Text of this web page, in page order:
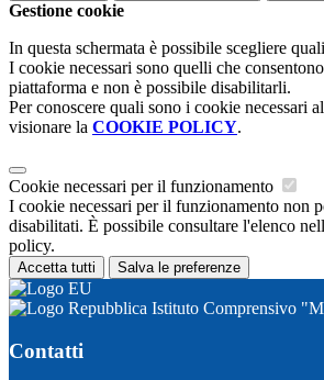
Gestione cookie
In questa schermata è possibile scegliere
I cookie necessari sono quelli che
piattaforma e non è possibile disabilitarli.
Per conoscere quali sono i cookie necessari
visionare la COOKIE POLICY.
Cookie necessari per il funzionamento
I cookie necessari per il funzionamento non
disabilitati. È possibile consultare l'elenco
policy.
Accetta tutti Salva le preferenze
Istituto Comprensivo
Contatti